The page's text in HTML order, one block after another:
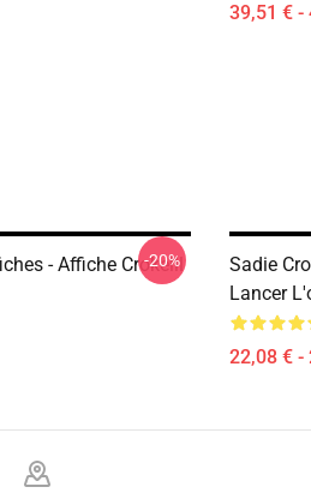
39,51 € -
- Affiche Crokelll
-20%
Sadie
Lancer
22,08 € -